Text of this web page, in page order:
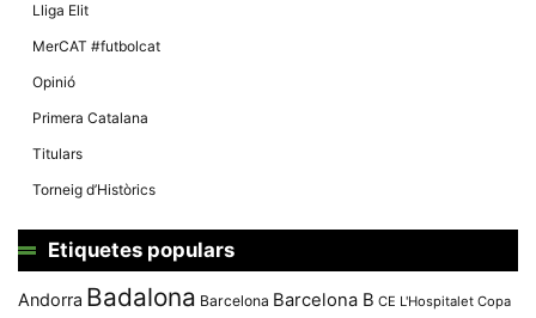
Lliga Elit
MerCAT #futbolcat
Opinió
Primera Catalana
Titulars
Torneig d’Històrics
Etiquetes populars
Andorra Badalona Barcelona Barcelona B CE L'Hospitalet Copa